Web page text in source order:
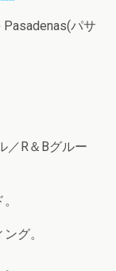
パサ
／R＆Bグルー
グ。